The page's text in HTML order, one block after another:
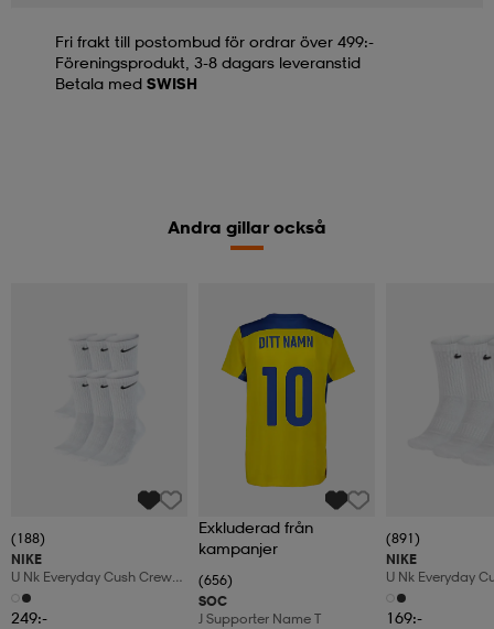
Fri frakt till postombud för ordrar över 499:-
Föreningsprodukt, 3-8 dagars leveranstid
Betala med SWISH
Andra gillar också
(188)
NIKE
U Nk Everyday Cush Crew
6pr-Bd
249:-
Exkluderad från
kampanjer
(656)
SOC
J Supporter Name T
(891)
NIKE
U Nk Everyday
3pr
169:-